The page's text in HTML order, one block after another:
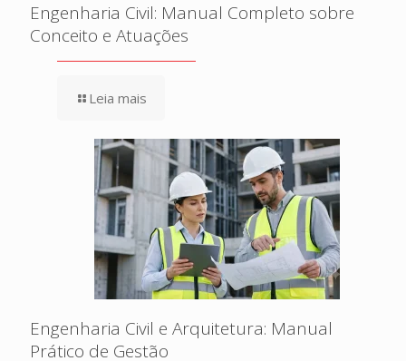
Engenharia Civil: Manual Completo sobre
Conceito e Atuações
Leia mais
Engenharia Civil e Arquitetura: Manual
Prático de Gestão